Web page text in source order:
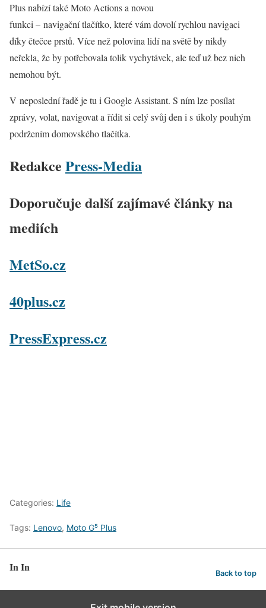
Plus nabízí také Moto Actions a novou
funkci – navigační tlačítko, které vám dovolí rychlou navigaci
díky čtečce prstů. Více než polovina lidí na světě by nikdy
neřekla, že by potřebovala tolik vychytávek, ale teď už bez nich
nemohou být.
V neposlední řadě je tu i Google Assistant. S ním lze posílat
zprávy, volat, navigovat a řídit si celý svůj den i s úkoly pouhým
podržením domovského tlačítka.
Redakce Press-Media
Doporučuje další zajímavé články na
mediích
MetSo.cz
40plus.cz
PressExpress.cz
Categories: Life
Tags: Lenovo, Moto G⁵ Plus
In In Back to top